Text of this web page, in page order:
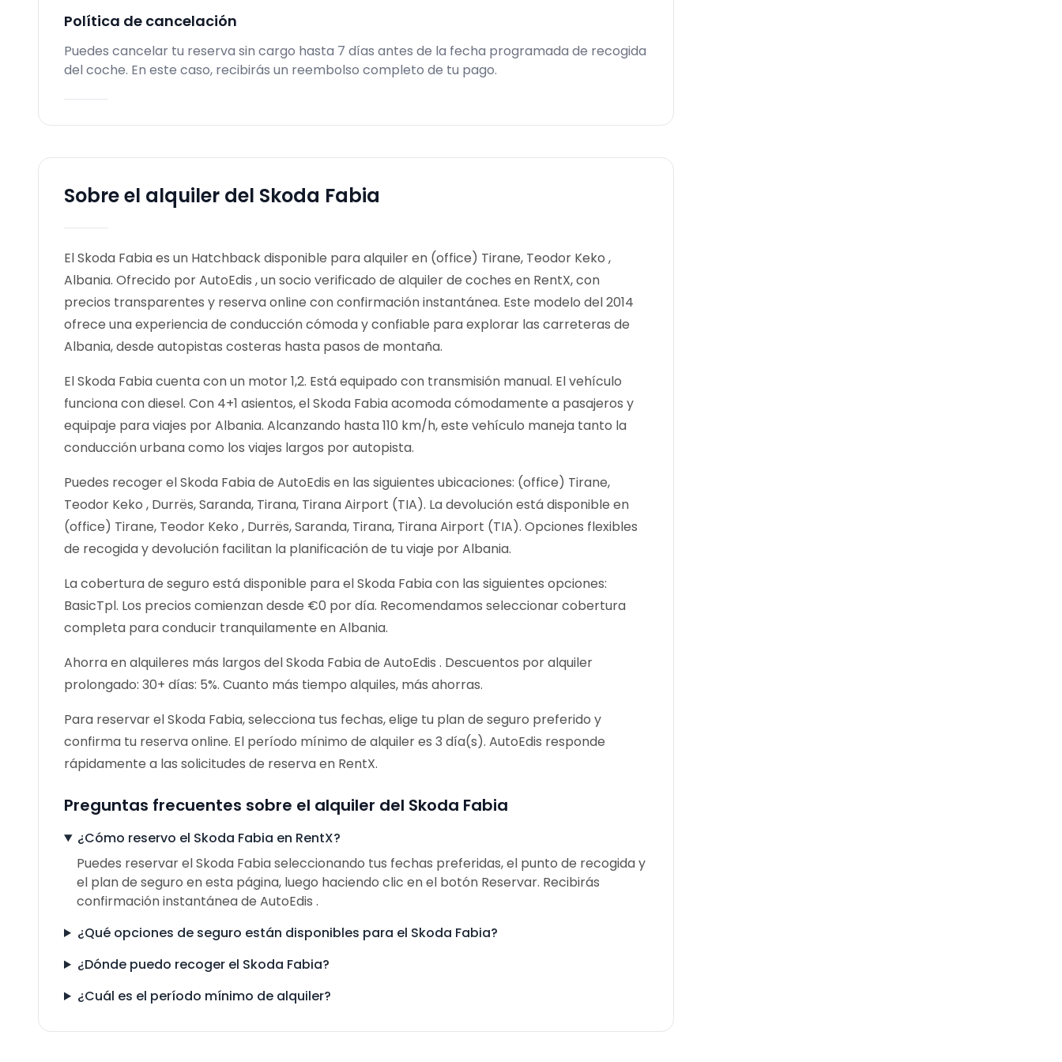
Política de cancelación
Puedes cancelar tu reserva sin cargo hasta 7 días antes de la fecha programada de recogida
del coche. En este caso, recibirás un reembolso completo de tu pago.
Sobre el alquiler del Skoda Fabia
El Skoda Fabia es un Hatchback disponible para alquiler en (office) Tirane, Teodor Keko ,
Albania. Ofrecido por AutoEdis , un socio verificado de alquiler de coches en RentX, con
precios transparentes y reserva online con confirmación instantánea. Este modelo del 2014
ofrece una experiencia de conducción cómoda y confiable para explorar las carreteras de
Albania, desde autopistas costeras hasta pasos de montaña.
El Skoda Fabia cuenta con un motor 1,2. Está equipado con transmisión manual. El vehículo
funciona con diesel. Con 4+1 asientos, el Skoda Fabia acomoda cómodamente a pasajeros y
equipaje para viajes por Albania. Alcanzando hasta 110 km/h, este vehículo maneja tanto la
conducción urbana como los viajes largos por autopista.
Puedes recoger el Skoda Fabia de AutoEdis en las siguientes ubicaciones: (office) Tirane,
Teodor Keko , Durrës, Saranda, Tirana, Tirana Airport (TIA). La devolución está disponible en
(office) Tirane, Teodor Keko , Durrës, Saranda, Tirana, Tirana Airport (TIA). Opciones flexibles
de recogida y devolución facilitan la planificación de tu viaje por Albania.
La cobertura de seguro está disponible para el Skoda Fabia con las siguientes opciones:
BasicTpl. Los precios comienzan desde €0 por día. Recomendamos seleccionar cobertura
completa para conducir tranquilamente en Albania.
Ahorra en alquileres más largos del Skoda Fabia de AutoEdis . Descuentos por alquiler
prolongado: 30+ días: 5%. Cuanto más tiempo alquiles, más ahorras.
Para reservar el Skoda Fabia, selecciona tus fechas, elige tu plan de seguro preferido y
confirma tu reserva online. El período mínimo de alquiler es 3 día(s). AutoEdis responde
rápidamente a las solicitudes de reserva en RentX.
Preguntas frecuentes sobre el alquiler del Skoda Fabia
¿Cómo reservo el Skoda Fabia en RentX?
Puedes reservar el Skoda Fabia seleccionando tus fechas preferidas, el punto de recogida y
el plan de seguro en esta página, luego haciendo clic en el botón Reservar. Recibirás
confirmación instantánea de AutoEdis .
¿Qué opciones de seguro están disponibles para el Skoda Fabia?
¿Dónde puedo recoger el Skoda Fabia?
¿Cuál es el período mínimo de alquiler?